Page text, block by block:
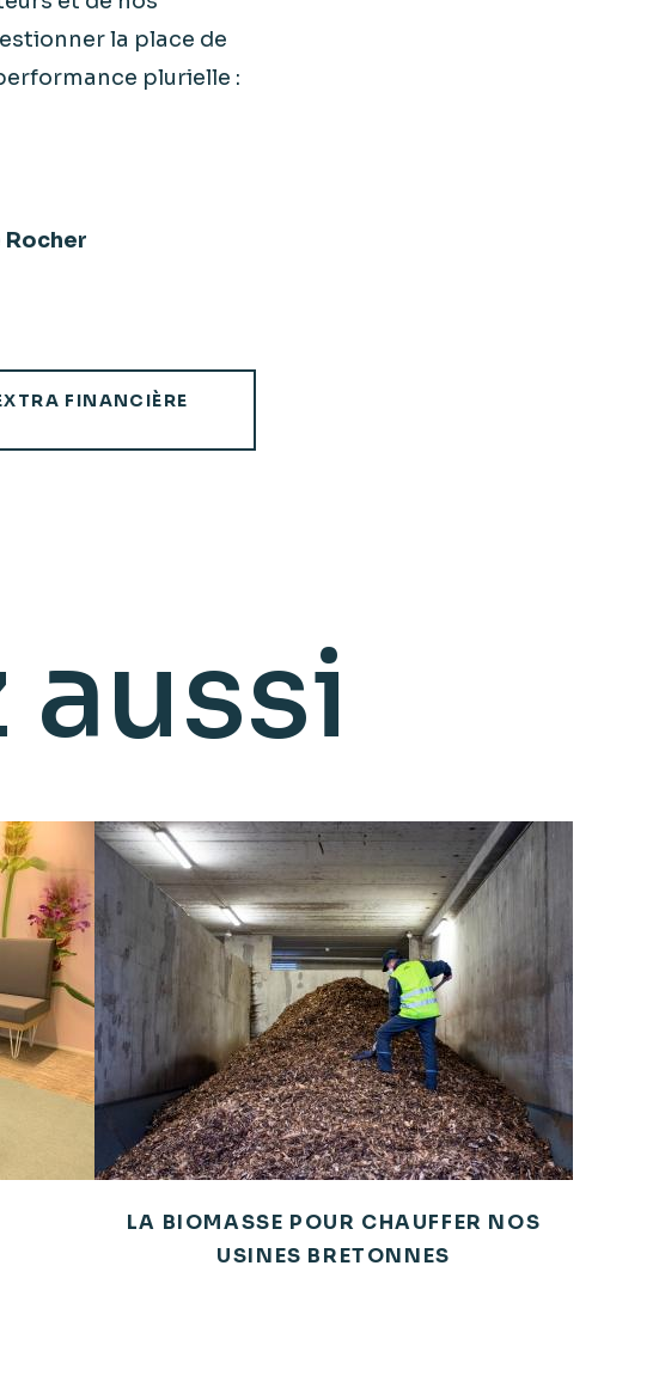
la place de
plurielle :
FINANCIÈRE
LA BIOMASSE POUR CHAUFFER NOS
USINES BRETONNES